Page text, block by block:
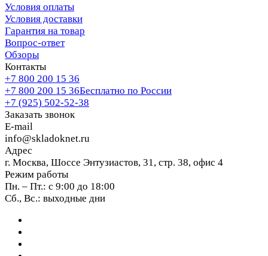
Условия оплаты
Условия доставки
Гарантия на товар
Вопрос-ответ
Обзоры
Контакты
+7 800 200 15 36
+7 800 200 15 36Бесплатно по России
+7 (925) 502-52-38
Заказать звонок
E-mail
info@skladoknet.ru
Адрес
г. Москва, Шоссе Энтузиастов, 31, стр. 38, офис 4
Режим работы
Пн. – Пт.: с 9:00 до 18:00
Сб., Вс.: выходные дни